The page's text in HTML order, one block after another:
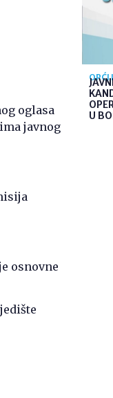
oglasa
javnog
osnovne
OPĆI
U